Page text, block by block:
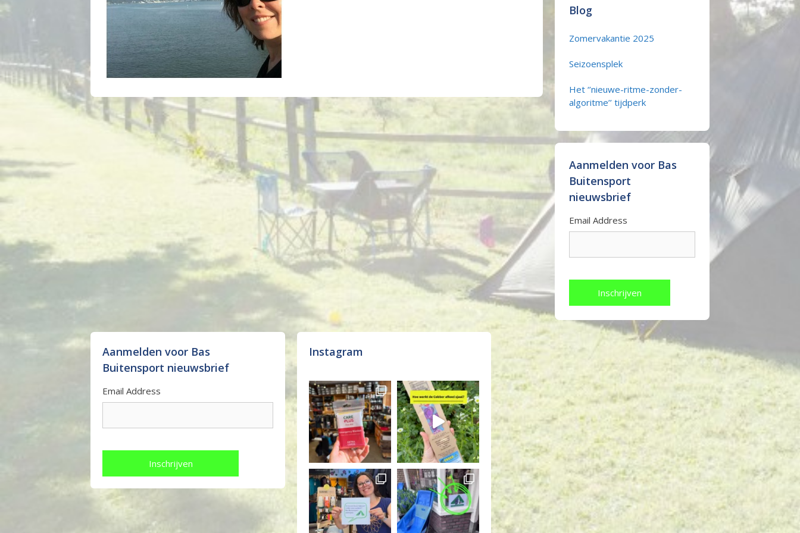
Blog
Zomervakantie 2025
Seizoensplek
Het ‘’nieuwe-ritme-zonder-
algoritme’’ tijdperk
Aanmelden voor Bas
Buitensport
nieuwsbrief
Email Address
Aanmelden voor Bas
Buitensport nieuwsbrief
Email Address
Instagram